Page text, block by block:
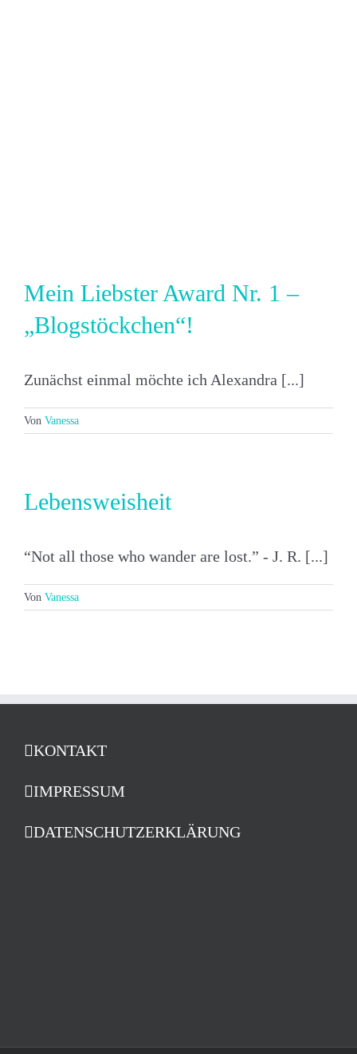
Mein Liebster Award Nr. 1 –
„Blogstöckchen“!
Zunächst einmal möchte ich Alexandra [...]
Von Vanessa
Lebensweisheit
“Not all those who wander are lost.” - J. R. [...]
Von Vanessa
KONTAKT
IMPRESSUM
DATENSCHUTZERKLÄRUNG